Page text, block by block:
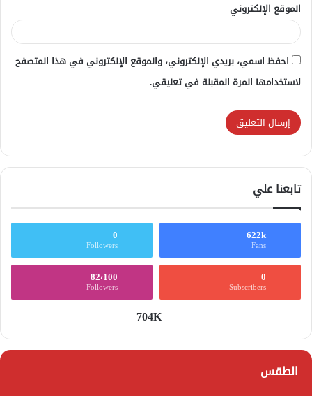
الموقع الإلكتروني
احفظ اسمي، بريدي الإلكتروني، والموقع الإلكتروني في هذا المتصفح
لاستخدامها المرة المقبلة في تعليقي.
تابعنا علي
622k
Fans
0
Followers
0
Subscribers
82٬100
Followers
704K
الطقس